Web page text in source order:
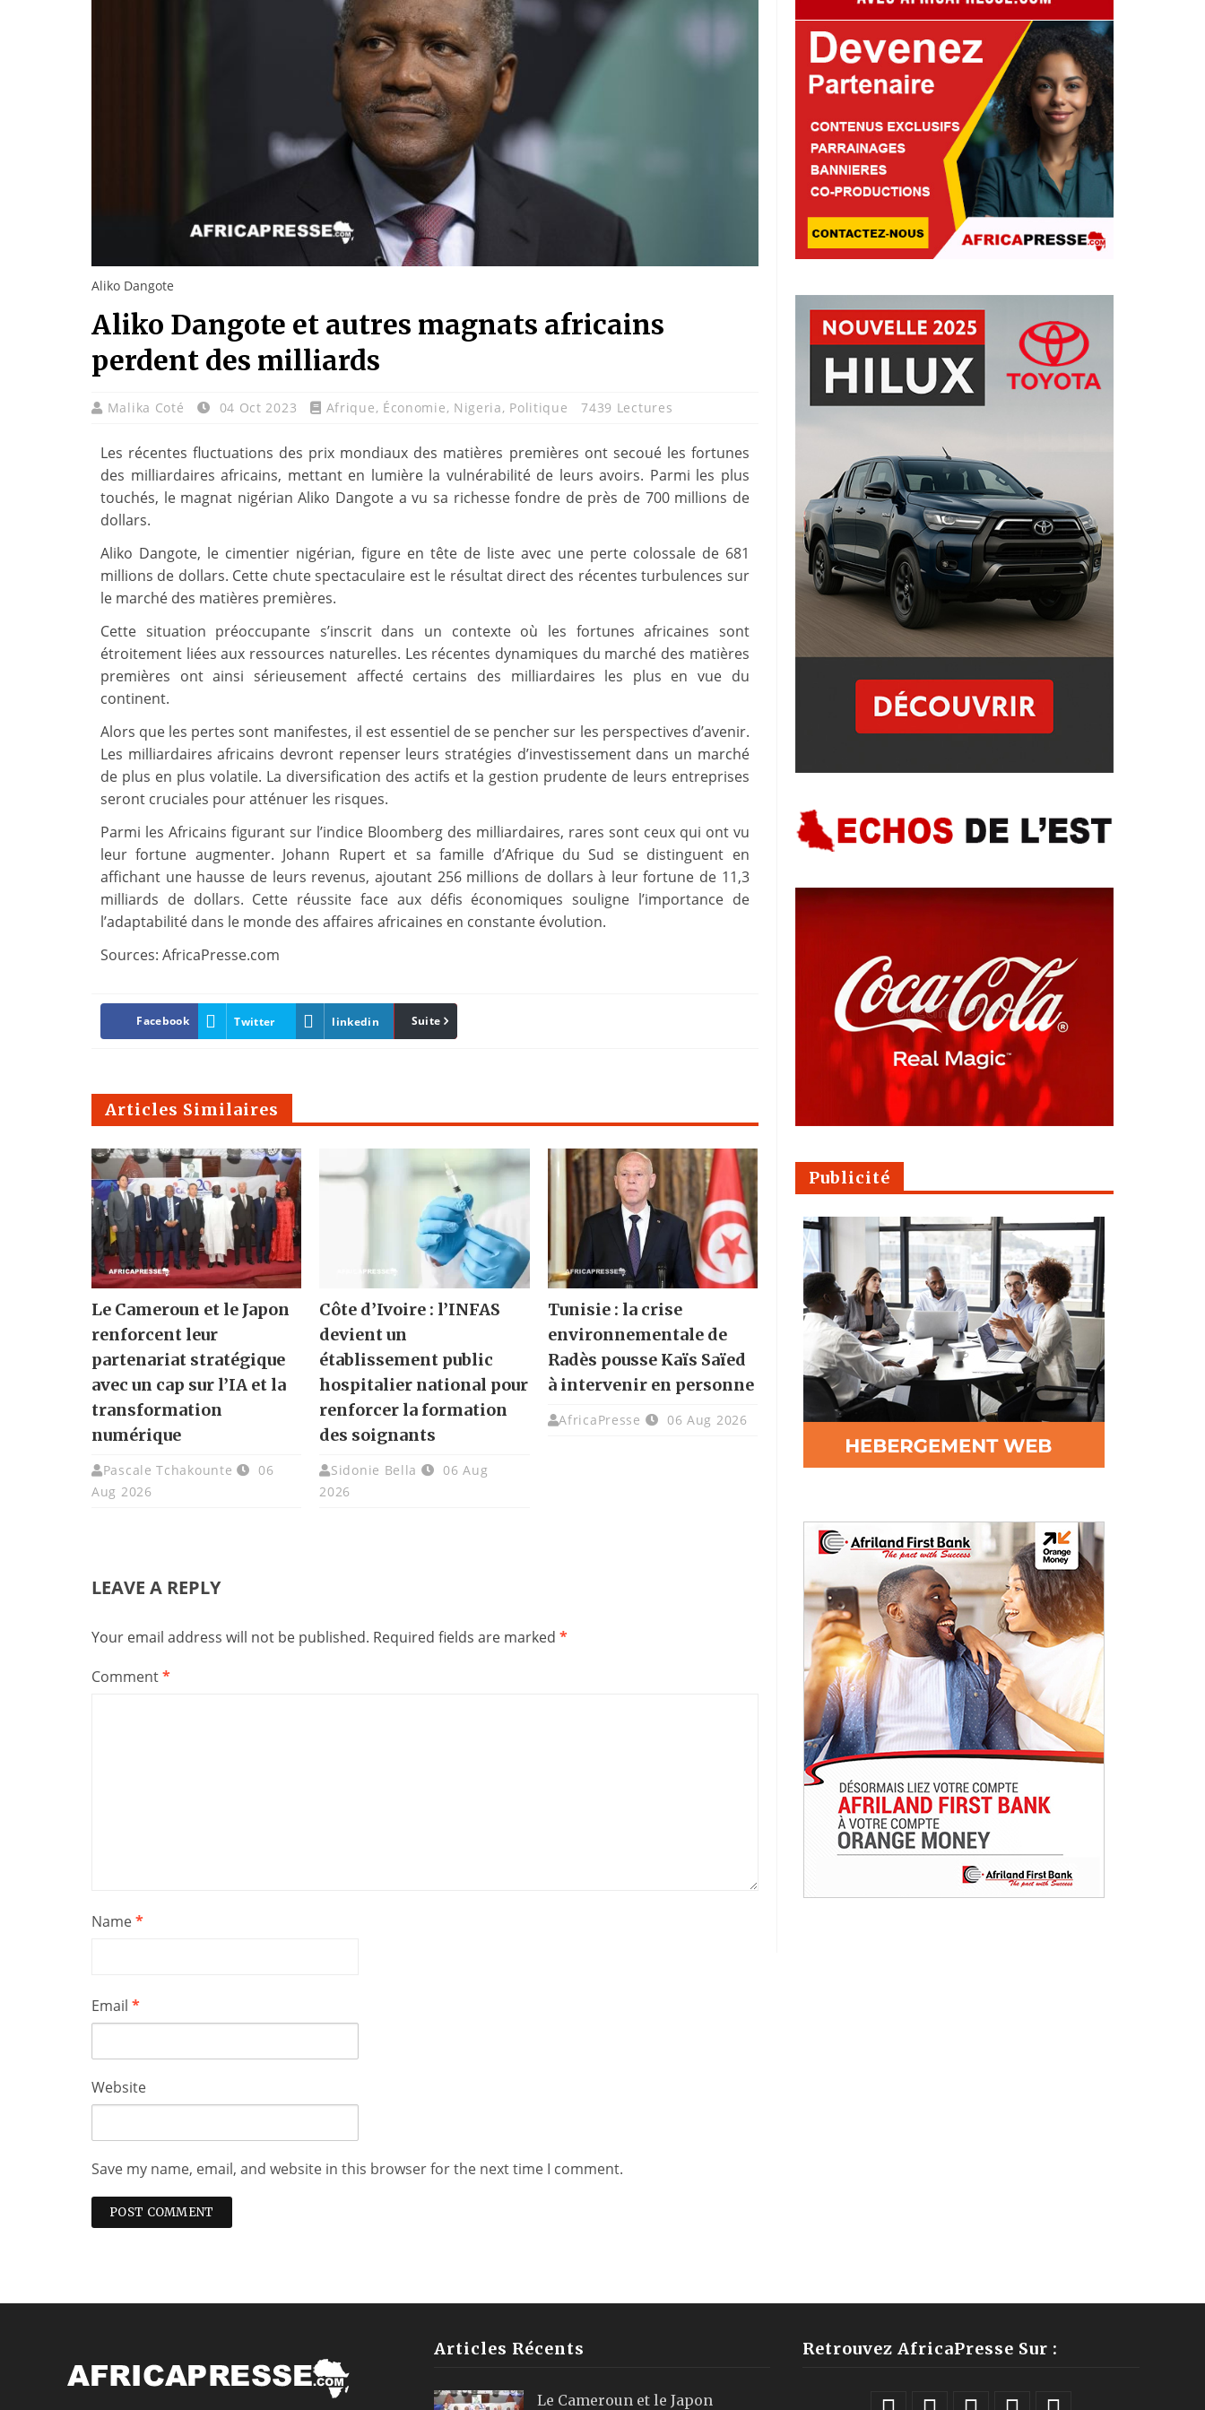
Aliko Dangote
Aliko Dangote et autres magnats africains
perdent des milliards
Malika Coté 04 Oct 2023 Afrique, Économie, Nigeria, Politique 7439 Lectures
Les récentes fluctuations des prix mondiaux des matières premières ont secoué les fortunes
des milliardaires africains, mettant en lumière la vulnérabilité de leurs avoirs. Parmi les plus
touchés, le magnat nigérian Aliko Dangote a vu sa richesse fondre de près de 700 millions de
dollars.
Aliko Dangote, le cimentier nigérian, figure en tête de liste avec une perte colossale de 681
millions de dollars. Cette chute spectaculaire est le résultat direct des récentes turbulences sur
le marché des matières premières.
Cette situation préoccupante s’inscrit dans un contexte où les fortunes africaines sont
étroitement liées aux ressources naturelles. Les récentes dynamiques du marché des matières
premières ont ainsi sérieusement affecté certains des milliardaires les plus en vue du
continent.
Alors que les pertes sont manifestes, il est essentiel de se pencher sur les perspectives d’avenir.
Les milliardaires africains devront repenser leurs stratégies d’investissement dans un marché
de plus en plus volatile. La diversification des actifs et la gestion prudente de leurs entreprises
seront cruciales pour atténuer les risques.
Parmi les Africains figurant sur l’indice Bloomberg des milliardaires, rares sont ceux qui ont vu
leur fortune augmenter. Johann Rupert et sa famille d’Afrique du Sud se distinguent en
affichant une hausse de leurs revenus, ajoutant 256 millions de dollars à leur fortune de 11,3
milliards de dollars. Cette réussite face aux défis économiques souligne l’importance de
l’adaptabilité dans le monde des affaires africaines en constante évolution.
Sources: AfricaPresse.com
Facebook Twitter linkedin Pinterest
Suite
Articles Similaires
Le Cameroun et le Japon
renforcent leur
partenariat stratégique
avec un cap sur l’IA et la
transformation
numérique
Pascale Tchakounte
06
Aug 2026
Côte d’Ivoire : l’INFAS
devient un
établissement public
hospitalier national pour
renforcer la formation
des soignants
Sidonie Bella
06 Aug
2026
Tunisie : la crise
environnementale de
Radès pousse Kaïs Saïed
à intervenir en personne
AfricaPresse 06 Aug 2026
LEAVE A REPLY
Your email address will not be published. Required fields are marked *
Comment*
Name*
Email *
Website
Save my name, email, and website in this browser for the next time I comment.
Publicité
Articles Récents
Le Cameroun et le Japon
Retrouvez AfricaPresse Sur :